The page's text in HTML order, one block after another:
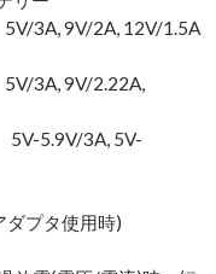
3A, 9V/2A, 12V/1.5A
3A, 9V/2.22A,
5V-
プタ使用時)